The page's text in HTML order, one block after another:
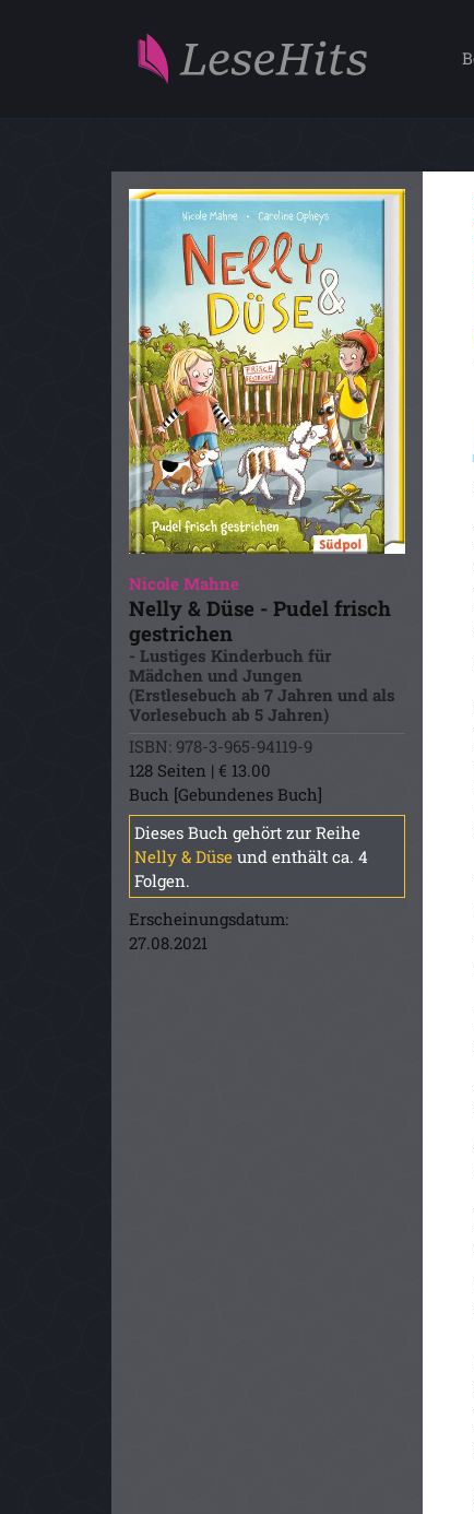
Nicole Mahne
Nelly & Düse - Pudel frisch
gestrichen
- Lustiges Kinderbuch für
Mädchen und Jungen
(Erstlesebuch ab 7 Jahren und als
Vorlesebuch ab 5 Jahren)
ISBN: 978-3-965-94119-9
128 Seiten | € 13.00
Buch [Gebundenes Buch]
Dieses Buch gehört zur Reihe
Nelly & Düse und enthält ca. 4
Folgen.
Erscheinungsdatum:
27.08.2021